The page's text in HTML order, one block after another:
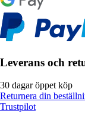
Leverans och
30 dagar öppet köp
Returnera din
Trustpilot